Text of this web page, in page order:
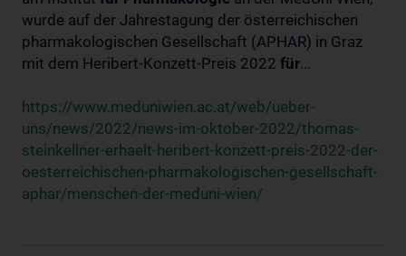
wurde auf der Jahrestagung der österreichischen
pharmakologischen Gesellschaft (APHAR) in Graz
mit dem Heribert-Konzett-Preis 2022 für...
https://www.meduniwien.ac.at/web/ueber-
uns/news/2022/news-im-oktober-2022/thomas-
steinkellner-erhaelt-heribert-konzett-preis-2022-der-
oesterreichischen-pharmakologischen-gesellschaft-
aphar/menschen-der-meduni-wien/